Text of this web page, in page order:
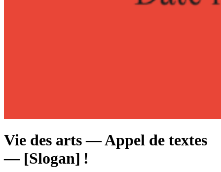
Vie des arts — Appel de textes
— [Slogan] !